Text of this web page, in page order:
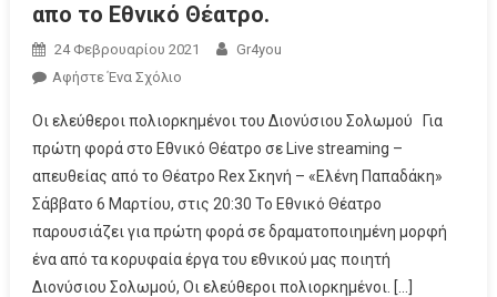
απο το Εθνικό Θέατρο.
24 Φεβρουαρίου 2021
Gr4you
Αφήστε Ένα Σχόλιο
Οι ελεύθεροι πολιορκημένοι του Διονύσιου Σολωμού Για
πρώτη φορά στο Εθνικό Θέατρο σε Live streaming –
απευθείας από το Θέατρο Rex Σκηνή – «Ελένη Παπαδάκη»
Σάββατο 6 Μαρτίου, στις 20:30 Το Εθνικό Θέατρο
παρουσιάζει για πρώτη φορά σε δραματοποιημένη μορφή
ένα από τα κορυφαία έργα του εθνικού μας ποιητή
Διονύσιου Σολωμού, Οι ελεύθεροι πολιορκημένοι. […]